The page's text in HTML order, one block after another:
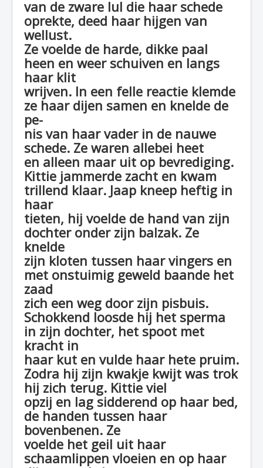
van de zware lul die haar schede
oprekte, deed haar hijgen van
wellust.
Ze voelde de harde, dikke paal
heen en weer schuiven en langs
haar klit
wrijven. In een felle reactie klemde
ze haar dijen samen en knelde de
pe-
nis van haar vader in de nauwe
schede. Ze waren allebei heet
en alleen maar uit op bevrediging.
Kittie jammerde zacht en kwam
trillend klaar. Jaap kneep heftig in
haar
tieten, hij voelde de hand van zijn
dochter onder zijn balzak. Ze
knelde
zijn kloten tussen haar vingers en
met onstuimig geweld baande het
zaad
zich een weg door zijn pisbuis.
Schokkend loosde hij het sperma
in zijn dochter, het spoot met
kracht in
haar kut en vulde haar hete pruim.
Zodra hij zijn kwakje kwijt was trok
hij zich terug. Kittie viel
opzij en lag sidderend op haar bed,
de handen tussen haar
bovenbenen. Ze
voelde het geil uit haar
schaamlippen vloeien en op haar